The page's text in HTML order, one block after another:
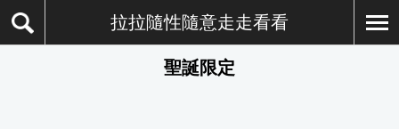
拉拉隨性隨意走走看看
聖誕限定